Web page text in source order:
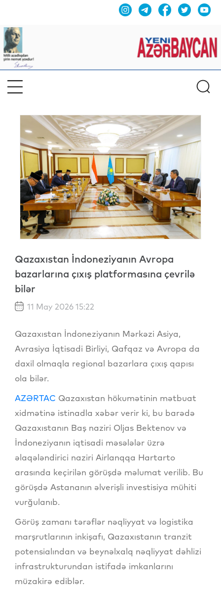
Qazaxıstan İndoneziyanın Avropa
bazarlarına çıxış platformasına çevrilə
bilər
11 May 2026 15:22
Qazaxıstan İndoneziyanın Mərkəzi Asiya,
Avrasiya İqtisadi Birliyi, Qafqaz və Avropa da
daxil olmaqla regional bazarlara çıxış qapısı
ola bilər.
AZƏRTAC Qazaxıstan hökumətinin mətbuat
xidmətinə istinadla xəbər verir ki, bu barədə
Qazaxıstanın Baş naziri Oljas Bektenov və
İndoneziyanın iqtisadi məsələlər üzrə
əlaqələndirici naziri Airlanqqa Hartarto
arasında keçirilən görüşdə məlumat verilib. Bu
görüşdə Astananın əlverişli investisiya mühiti
vurğulanıb.
Görüş zamanı tərəflər nəqliyyat və logistika
marşrutlarının inkişafı, Qazaxıstanın tranzit
potensialından və beynəlxalq nəqliyyat dəhlizi
infrastrukturundan istifadə imkanlarını
müzakirə ediblər.